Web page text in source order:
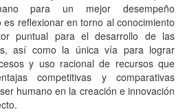
para un mejor desempeño
reflexionar en torno al conocimiento
puntual para el desarrollo de las
así como la única vía para lograr
y uso racional de recursos que
competitivas y comparativas
humano en la creación e innovación